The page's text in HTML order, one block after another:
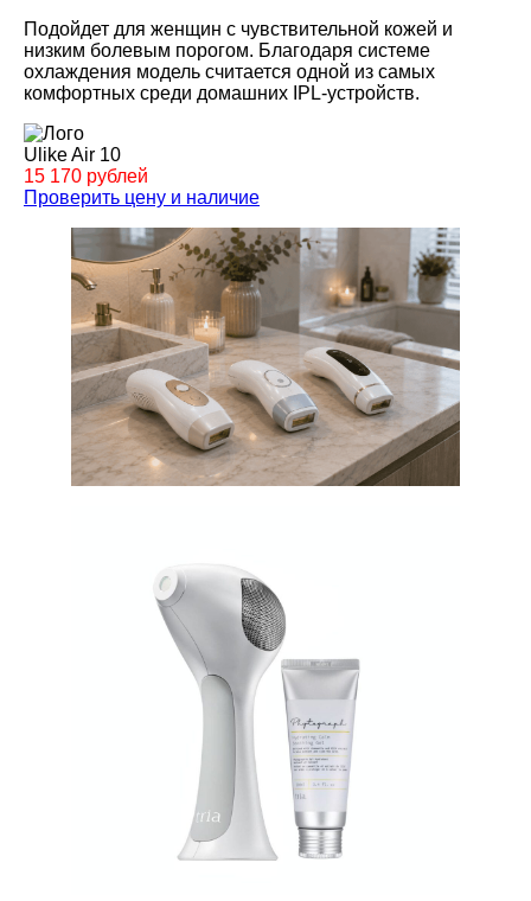
Подойдет для женщин с чувствительной кожей и
низким болевым порогом. Благодаря системе
охлаждения модель считается одной из самых
комфортных среди домашних IPL-устройств.
Ulike Air 10
15 170 рублей
Проверить цену и наличие